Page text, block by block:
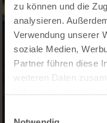
zu können und die
analysieren.
Verwendung unserer
soziale Medien,
Partner führen diese
weiteren Daten